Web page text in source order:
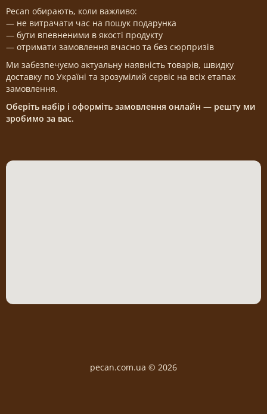
Pecan обирають, коли важливо:
— не витрачати час на пошук подарунка
— бути впевненими в якості продукту
— отримати замовлення вчасно та без сюрпризів
Ми забезпечуємо актуальну наявність товарів, швидку
доставку по Україні та зрозумілий сервіс на всіх етапах
замовлення.
Оберіть набір і оформіть замовлення онлайн — решту ми
зробимо за вас.
pecan.com.ua © 2026